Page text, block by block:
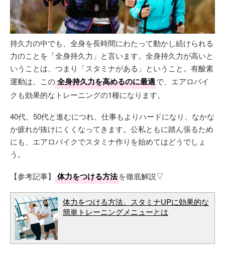
持久力の中でも、全身を長時間にわたって動かし続けられる
力のことを「全身持久力」と言います。全身持久力が高いと
いうことは、つまり「スタミナがある」ということ。有酸素
運動は、この全身持久力を高めるのに最適で、エアロバイ
クも効果的なトレーニングの1種になります。
40代、50代と進むにつれ、仕事もよりハードになり、なかな
か疲れが抜けにくくなってきます。公私ともに踏ん張るため
にも、エアロバイクでスタミナ作りを始めてはどうでしょ
う。
【参考記事】 体力をつける方法を徹底解説▽
体力をつける方法。スタミナUPに効果的な
簡単トレーニングメニューとは